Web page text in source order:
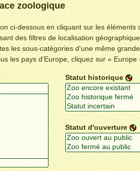
zoologique
ci-dessous en cliquant sur les éléments
des filtres de localisation
les sous-catégories d'une même
les pays d'Europe, cliquez sur « Europe
Statut historique
Statut d'ouverture